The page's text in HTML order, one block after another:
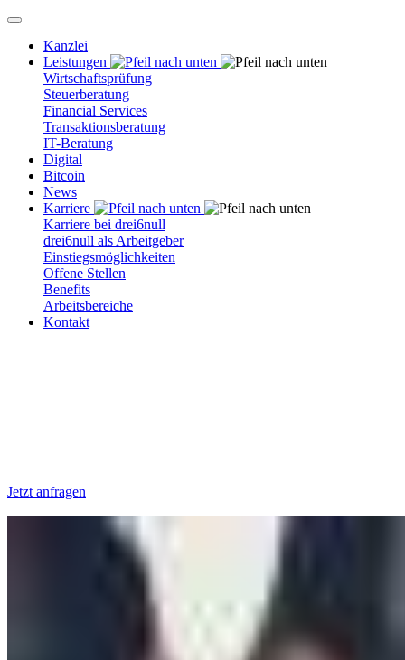
Kanzlei
Leistungen
Wirtschaftsprüfung
Steuerberatung
Financial Services
Transaktionsberatung
IT-Beratung
Digital
Bitcoin
News
Karriere
Karriere bei drei6null
drei6null als Arbeitgeber
Einstiegsmöglichkeiten
Offene Stellen
Benefits
Arbeitsbereiche
Kontakt
Jetzt anfragen